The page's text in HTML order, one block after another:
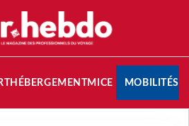
HÉBERGEMENTMICE MOBILITÉS